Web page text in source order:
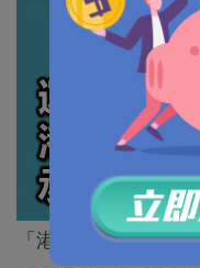
「港珠澳大橋」工